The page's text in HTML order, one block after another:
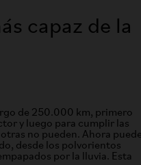
capaz de la
de 250.000 km, primero
y luego para cumplir las
no pueden. Ahora
desde los polvorientos
por la lluvia. Esta